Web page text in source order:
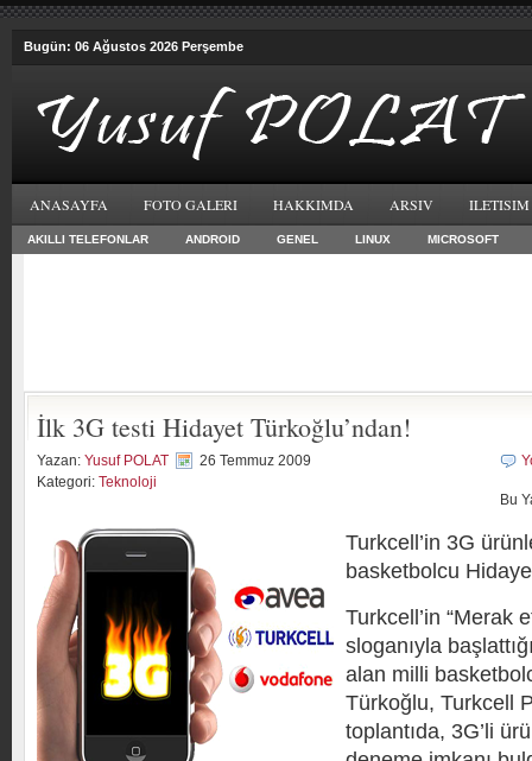
Bugün: 06 Ağustos 2026 Perşembe
ANASAYFA FOTO GALERI HAKKIMDA ARSIV ILETISIM
AKILLI TELEFONLAR ANDROID GENEL LINUX MICROSOFT
İlk 3G testi Hidayet Türkoğlu’ndan!
Yazan: Yusuf POLAT
26 Temmuz 2009
Kategori: Teknoloji
Bu
Turkcell’in 3G
basketbolcu
Turkcell’in “Merak
sloganıyla
alan milli
Türkoğlu, Turkcell
toplantıda, 3G’li